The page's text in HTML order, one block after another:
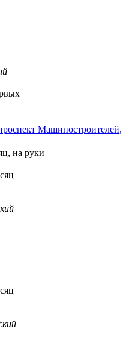
Машиностроителей,
на руки